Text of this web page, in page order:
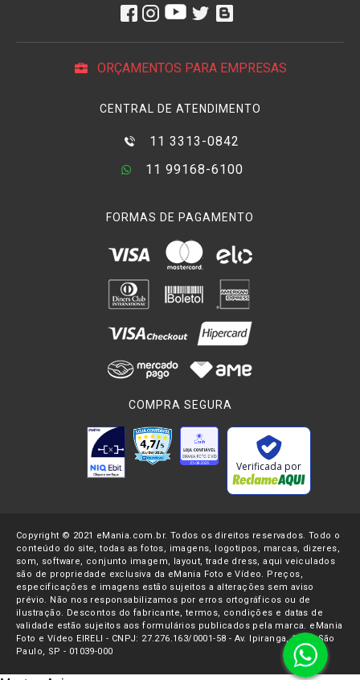
ORÇAMENTOS PARA EMPRESAS
CENTRAL DE ATENDIMENTO
11 3313-0842
11 99168-6100
FORMAS DE PAGAMENTO
COMPRA SEGURA
Verificada por
Copyright © 2021 eMania.com.br. Todos os direitos reservados. Todo o
conteúdo do site, todas as fotos, imagens, logotipos, marcas, dizeres,
som, software, conjunto imagem, layout, trade dress, aqui veiculados
são de propriedade exclusiva da eMania Foto e Vídeo. Preços,
especificações e imagens estão sujeitos a alterações sem aviso
prévio. Não nos responsabilizamos por erros ortográficos ou de
ilustração. Descontos do fabricante, termos, condições e datas de
validade estão sujeitos aos formulários publicados pela marca. eMania
Foto e Vídeo EIRELI - CNPJ: 27.276.163/0001-58 - Av. Ipiranga, 1107- São
Paulo, SP - 01039-000